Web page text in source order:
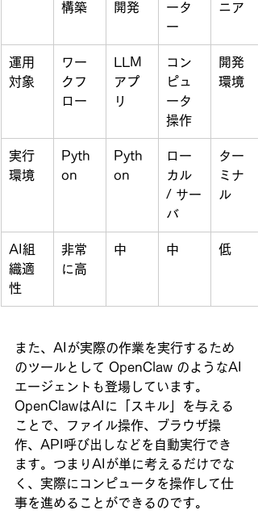
構築
開発
ータ
ー
ニア
運用
対象
ワー
クフ
ロー
LLM
アプ
リ
コン
ピュ
ータ
操作
開発
環境
実行
環境
Pyth
on
Pyth
on
ロー
カル
/ サー
バ
ター
ミナ
ル
AI組
織適
性
非常
に高
中 中 低
また、AIが実際の作業を実行するため
のツールとして OpenClaw のようなAI
エージェントも登場しています。
OpenClawはAIに「スキル」を与える
ことで、ファイル操作、ブラウザ操
作、API呼び出しなどを自動実行でき
ます。つまりAIが単に考えるだけでな
く、実際にコンピュータを操作して仕
事を進めることができるのです。